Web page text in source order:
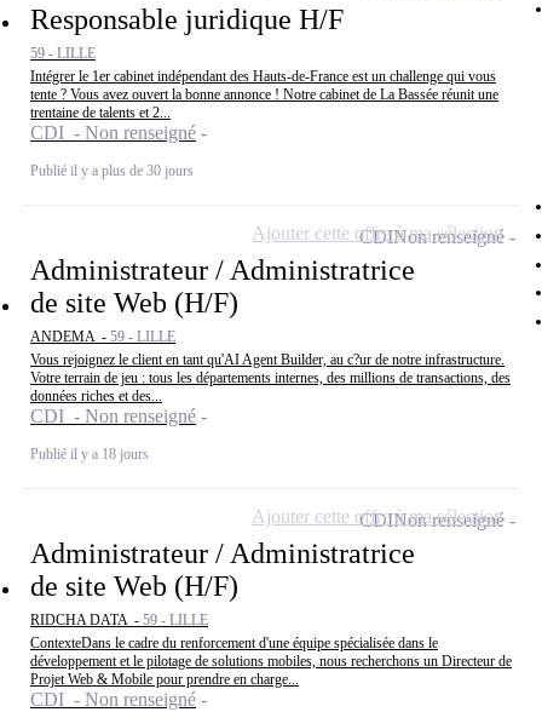
Responsable juridique H/F
59 - LILLE
Intégrer le 1er cabinet indépendant des Hauts-de-France est un challenge qui vous
tente ? Vous avez ouvert la bonne annonce ! Notre cabinet de La Bassée réunit une
trentaine de talents et 2...
CDI - Non renseigné
Publié il y a plus de 30 jours
Administrateur / Administratrice
de site Web (H/F)
ANDEMA - 59 - LILLE
Vous rejoignez le client en tant qu'AI Agent Builder, au c?ur de notre infrastructure.
Votre terrain de jeu : tous les départements internes, des millions de transactions, des
données riches et des...
CDI - Non renseigné
Publié il y a 18 jours
CDINon renseigné
Ajouter cette offre à ma sélection
Administrateur / Administratrice
de site Web (H/F)
RIDCHA DATA - 59 - LILLE
ContexteDans le cadre du renforcement d'une équipe spécialisée dans le
développement et le pilotage de solutions mobiles, nous recherchons un Directeur de
Projet Web & Mobile pour prendre en charge...
CDI - Non renseigné
CDINon renseigné
Ajouter cette offre à ma sélection